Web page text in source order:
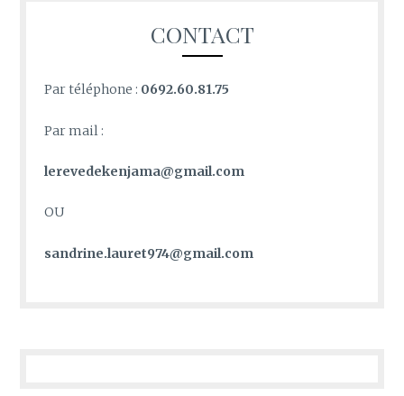
CONTACT
Par téléphone : 0692.60.81.75
Par mail :
lerevedekenjama@gmail.com
OU
sandrine.lauret974@gmail.com